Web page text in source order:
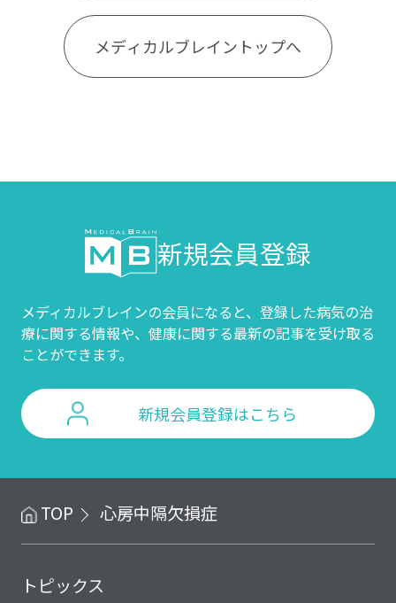
メディカルブレイントップへ
新規会員登録
メディカルブレインの会員になると、登録した病気の治
療に関する情報や、 健康に関する最新の記事を受け取る
ことができます。
新規会員登録はこちら
TOP 心房中隔欠損症
トピックス